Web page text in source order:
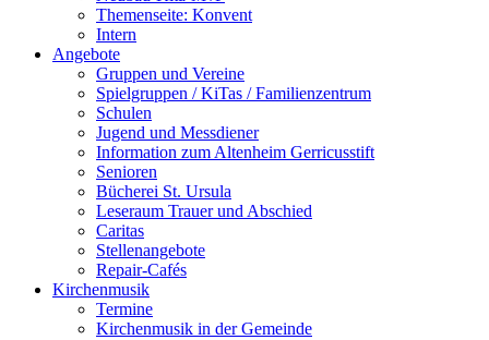
Themenseite: Konvent
Intern
Angebote
Gruppen und Vereine
Spielgruppen / KiTas / Familienzentrum
Schulen
Jugend und Messdiener
Information zum Altenheim Gerricusstift
Senioren
Bücherei St. Ursula
Leseraum Trauer und Abschied
Caritas
Stellenangebote
Repair-Cafés
Kirchenmusik
Termine
Kirchenmusik in der Gemeinde